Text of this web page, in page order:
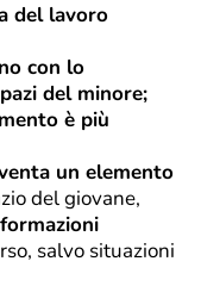
del lavoro
con lo
del minore;
è più
un elemento
del giovane,
salvo situazioni